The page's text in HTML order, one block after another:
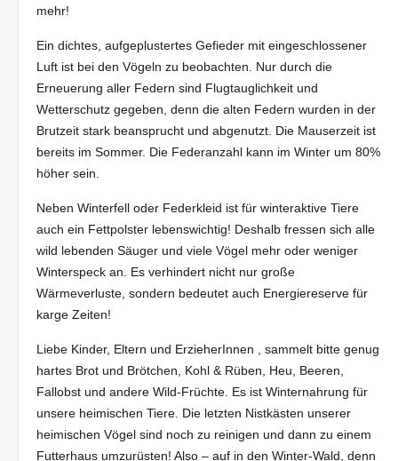
mehr!
Ein dichtes, aufgeplustertes Gefieder mit eingeschlossener
Luft ist bei den Vögeln zu beobachten. Nur durch die
Erneuerung aller Federn sind Flugtauglichkeit und
Wetterschutz gegeben, denn die alten Federn wurden in der
Brutzeit stark beansprucht und abgenutzt. Die Mauserzeit ist
bereits im Sommer. Die Federanzahl kann im Winter um 80%
höher sein.
Neben Winterfell oder Federkleid ist für winteraktive Tiere
auch ein Fettpolster lebenswichtig! Deshalb fressen sich alle
wild lebenden Säuger und viele Vögel mehr oder weniger
Winterspeck an. Es verhindert nicht nur große
Wärmeverluste, sondern bedeutet auch Energiereserve für
karge Zeiten!
Liebe Kinder, Eltern und ErzieherInnen , sammelt bitte genug
hartes Brot und Brötchen, Kohl & Rüben, Heu, Beeren,
Fallobst und andere Wild-Früchte. Es ist Winternahrung für
unsere heimischen Tiere. Die letzten Nistkästen unserer
heimischen Vögel sind noch zu reinigen und dann zu einem
Futterhaus umzurüsten! Also – auf in den Winter-Wald, denn